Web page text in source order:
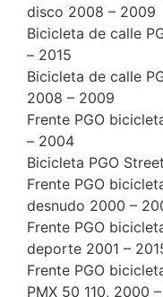
disco 2008 – 2009
Bicicleta de calle
– 2015
Bicicleta de calle
2008 – 2009
Frente PGO
– 2004
Bicicleta PGO
Frente PGO
desnudo 2000 –
Frente PGO
deporte 2001 –
Frente PGO
PMX 50 110, 2000